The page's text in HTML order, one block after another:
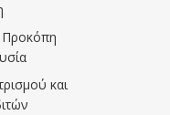
Προκόπη
και